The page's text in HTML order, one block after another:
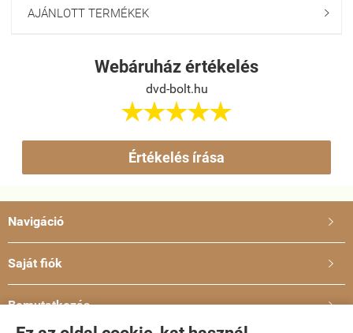
AJÁNLOTT TERMÉKEK 
Webáruház értékelés
dvd-bolt.hu

Értékelés írása
Navigáció 
Saját fiók 
Bemutatkozás 